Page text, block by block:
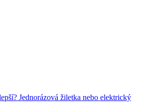
Jednorázová žiletka nebo elektrický